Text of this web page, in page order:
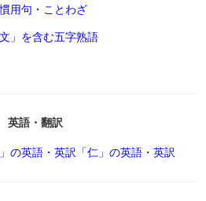
用句・ことわざ
文」を含む五字熟語
英語・翻訳
」の英語・英訳 「仁」の英語・英訳